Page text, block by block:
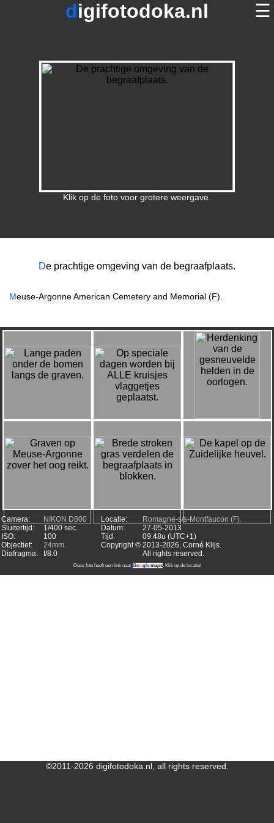
digifotodoka.nl ☰
foto's op digifotodoka.nl
Klik op de foto voor grotere weergave.
De prachtige omgeving van de begraafplaats.
Meuse-Argonne American Cemetery and Memorial (F).
Camera:
Sluitertijd:
ISO:
Objectief:
Diafragma:
NIKON D800
1/400 sec.
100
24mm.
f/8.0
Locatie:
Datum:
Tijd:
Copyright ©
Romagne-s/s-Montfaucon (F).
27-05-2013
09:48u (UTC+1)
2013-2026, Corné Klijs.
All rights reserved.
Deze foto heeft een link naar Googlemaps. Klik op de locatie!
©2011-2026 digifotodoka.nl, all rights reserved.